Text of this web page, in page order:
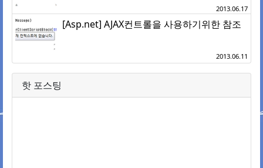
2013.06.17
[Asp.net] AJAX컨트롤을 사용하기위한 참조
2013.06.11
핫 포스팅